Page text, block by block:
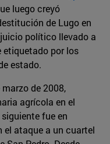
luego creyó
de Lugo en
político llevado a
etiquetado por los
estado.
marzo de 2008,
agrícola en el
fue en
el ataque a un cuartel